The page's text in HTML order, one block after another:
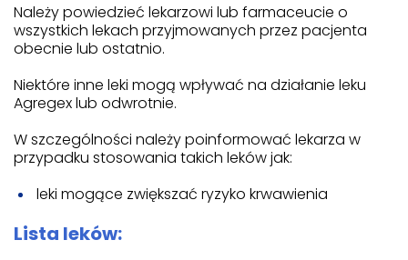
Należy powiedzieć lekarzowi lub farmaceucie o
wszystkich lekach przyjmowanych przez pacjenta
obecnie lub ostatnio.
Niektóre inne leki mogą wpływać na działanie leku
Agregex lub odwrotnie.
W szczególności należy poinformować lekarza w
przypadku stosowania takich leków jak:
leki mogące zwiększać ryzyko krwawienia
Lista leków: